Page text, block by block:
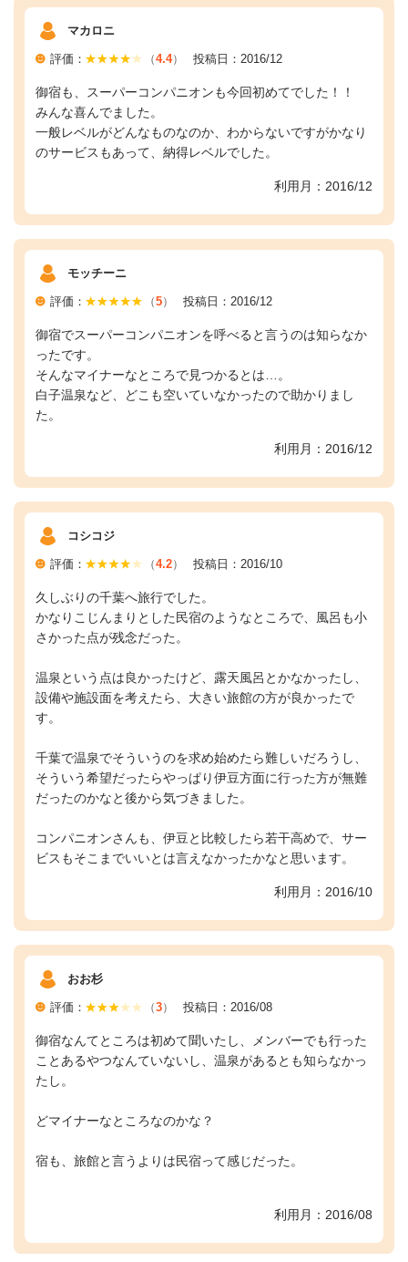
マカロニ
評価： （4.4） 投稿日：2016/12
御宿も、スーパーコンパニオンも今回初めてでした！！
みんな喜んでました。
一般レベルがどんなものなのか、わからないですがかなり
のサービスもあって、納得レベルでした。
利用月：2016/12
モッチーニ
評価： （5） 投稿日：2016/12
御宿でスーパーコンパニオンを呼べると言うのは知らなか
ったです。
そんなマイナーなところで見つかるとは…。
白子温泉など、どこも空いていなかったので助かりまし
た。
利用月：2016/12
コシコジ
評価： （4.2） 投稿日：2016/10
久しぶりの千葉へ旅行でした。
かなりこじんまりとした民宿のようなところで、風呂も小
さかった点が残念だった。
温泉という点は良かったけど、露天風呂とかなかったし、
設備や施設面を考えたら、大きい旅館の方が良かったで
す。
千葉で温泉でそういうのを求め始めたら難しいだろうし、
そういう希望だったらやっぱり伊豆方面に行った方が無難
だったのかなと後から気づきました。
コンパニオンさんも、伊豆と比較したら若干高めで、サー
ビスもそこまでいいとは言えなかったかなと思います。
利用月：2016/10
おお杉
評価： （3） 投稿日：2016/08
御宿なんてところは初めて聞いたし、メンバーでも行った
ことあるやつなんていないし、温泉があるとも知らなかっ
たし。
どマイナーなところなのかな？
宿も、旅館と言うよりは民宿って感じだった。
利用月：2016/08